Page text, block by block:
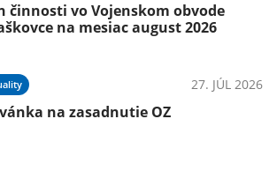
činnosti vo Vojenskom obvode
na mesiac august 2026
27. JÚL 2026
na zasadnutie OZ